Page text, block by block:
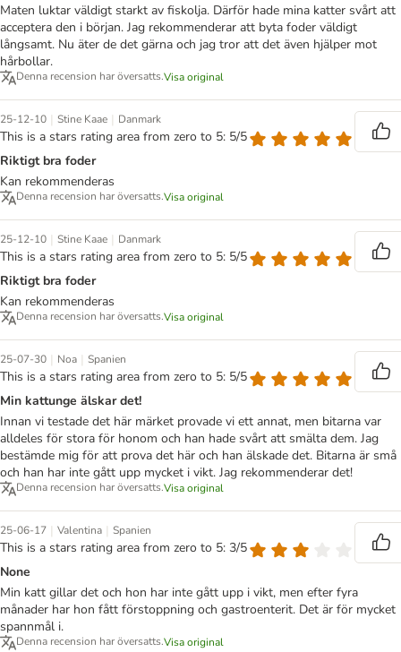
Maten luktar väldigt starkt av fiskolja. Därför hade mina katter svårt att
acceptera den i början. Jag rekommenderar att byta foder väldigt
långsamt. Nu äter de det gärna och jag tror att det även hjälper mot
hårbollar.
Denna recension har översatts.Visa original
25-12-10 | Stine Kaae | Danmark
This is a stars rating area from zero to 5: 5/5
Riktigt bra foder
Kan rekommenderas
Denna recension har översatts.Visa original
25-12-10 | Stine Kaae | Danmark
This is a stars rating area from zero to 5: 5/5
Riktigt bra foder
Kan rekommenderas
Denna recension har översatts.Visa original
25-07-30 | Noa | Spanien
This is a stars rating area from zero to 5: 5/5
Min kattunge älskar det!
Innan vi testade det här märket provade vi ett annat, men bitarna var
alldeles för stora för honom och han hade svårt att smälta dem. Jag
bestämde mig för att prova det här och han älskade det. Bitarna är små
och han har inte gått upp mycket i vikt. Jag rekommenderar det!
Denna recension har översatts.Visa original
25-06-17 | Valentina | Spanien
This is a stars rating area from zero to 5: 3/5
None
Min katt gillar det och hon har inte gått upp i vikt, men efter fyra
månader har hon fått förstoppning och gastroenterit. Det är för mycket
spannmål i.
Denna recension har översatts.Visa original